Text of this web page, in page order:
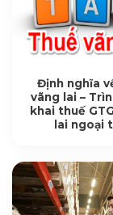
Định nghĩa
vãng lai –
khai thuế
lai ngoại